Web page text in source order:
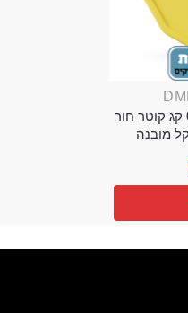
מיקרו פלטה משקל גומי 0.5 קג קוטר חור